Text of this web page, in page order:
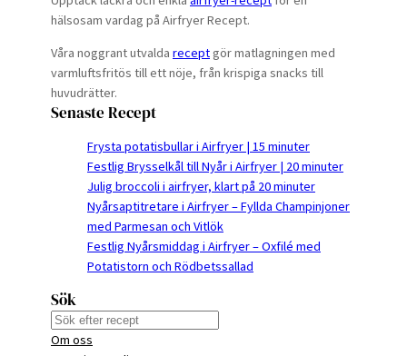
hälsosam vardag på Airfryer Recept.
Våra noggrant utvalda receptgör matlagningen med
varmluftsfritös till ett nöje, från krispiga snacks till
huvudrätter.
Senaste Recept
Frysta potatisbullar i Airfryer | 15 minuter
Festlig Brysselkål till Nyår i Airfryer | 20 minuter
Julig broccoli i airfryer, klart på 20 minuter
Nyårsaptitretare i Airfryer – Fyllda Champinjoner
med Parmesan och Vitlök
Festlig Nyårsmiddag i Airfryer – Oxfilé med
Potatistorn och Rödbetssallad
Sök
S
e
Om oss